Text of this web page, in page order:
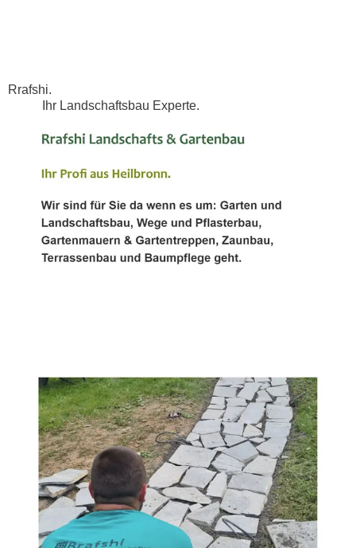
Rrafshi.
Ihr Landschaftsbau Experte.